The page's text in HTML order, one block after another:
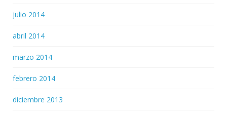
julio 2014
abril 2014
marzo 2014
febrero 2014
diciembre 2013